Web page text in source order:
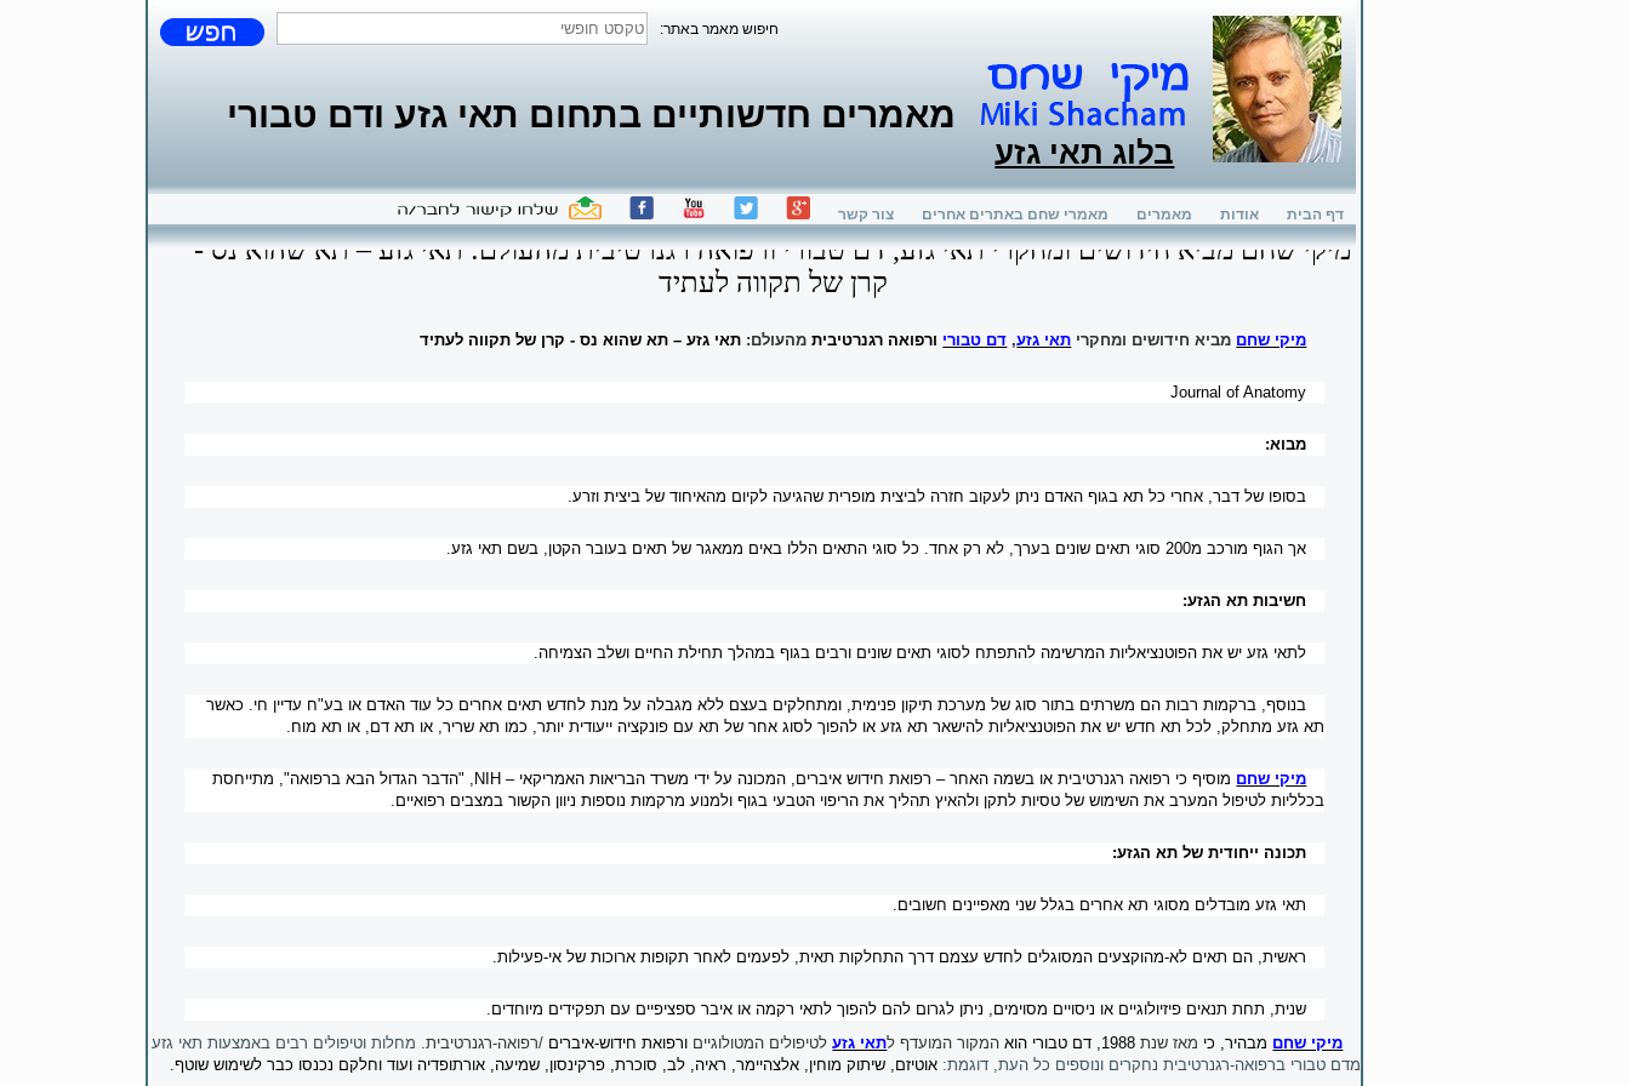
חיפוש מאמר באתר:
מאמרים חדשותיים בתחום תאי גזע ודם טבורי
בלוג תאי גזע
דף הבית אודות מאמרים מאמרי שחם באתרים אחרים צור קשר
מיקי שחם מביא חידושים ומחקרי תאי גזע, דם טבורי ורפואה רגנרטיבית מהעולם: תאי גזע – תא שהוא נס -
קרן של תקווה לעתיד
מיקי שחם מביא חידושים ומחקרי תאי גזע, דם טבורי ורפואה רגנרטיבית מהעולם: תאי גזע – תא שהוא נס - קרן של תקווה לעתיד
Journal of Anatomy
מבוא:
בסופו של דבר, אחרי כל תא בגוף האדם ניתן לעקוב חזרה לביצית מופרית שהגיעה לקיום מהאיחוד של ביצית וזרע.
אך הגוף מורכב מ200 סוגי תאים שונים בערך, לא רק אחד. כל סוגי התאים הללו באים ממאגר של תאים בעובר הקטן, בשם תאי גזע.
חשיבות תא הגזע:
לתאי גזע יש את הפוטנציאליות המרשימה להתפתח לסוגי תאים שונים ורבים בגוף במהלך תחילת החיים ושלב הצמיחה.
בנוסף, ברקמות רבות הם משרתים בתור סוג של מערכת תיקון פנימית, ומתחלקים בעצם ללא מגבלה על מנת לחדש תאים אחרים כל עוד האדם או בע"ח עדיין חי. כאשר
תא גזע מתחלק, לכל תא חדש יש את הפוטנציאליות להישאר תא גזע או להפוך לסוג אחר של תא עם פונקציה ייעודית יותר, כמו תא שריר, או תא דם, או תא מוח.
מיקי שחם מוסיף כי רפואה רגנרטיבית או בשמה האחר – רפואת חידוש איברים, המכונה על ידי משרד הבריאות האמריקאי – NIH , "הדבר הגדול הבא ברפואה", מתייחסת
בכלליות לטיפול המערב את השימוש של טסיות לתקן ולהאיץ תהליך את הריפוי הטבעי בגוף ולמנוע מרקמות נוספות ניוון הקשור במצבים רפואיים.
תכונה ייחודית של תא הגזע:
תאי גזע מובדלים מסוגי תא אחרים בגלל שני מאפיינים חשובים.
ראשית, הם תאים לא-מהוקצעים המסוגלים לחדש עצמם דרך התחלקות תאית, לפעמים לאחר תקופות ארוכות של אי-פעילות.
שנית, תחת תנאים פיזיולוגיים או ניסויים מסוימים, ניתן לגרום להם להפוך לתאי רקמה או איבר ספציפיים עם תפקידים מיוחדים.
מיקי שחם מבהיר, כי מאז שנת 1988, דם טבורי הוא המקור המועדף לתאי גזעלטיפולים המטולוגיים ורפואת חידוש-איברים /רפואה-רגנרטיבית. מחלות וטיפולים רבים באמצעות תאי גזע
מדם טבורי ברפואה-רגנרטיבית נחקרים ונוספים כל העת, דוגמת: אוטיזם, שיתוק מוחין, אלצהיימר, ראיה, לב, סוכרת, פרקינסון, שמיעה, אורתופדיה ועוד וחלקם נכנסו כבר לשימוש שוטף.